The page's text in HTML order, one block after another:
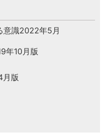
意識2022年5月
年10月版
月版